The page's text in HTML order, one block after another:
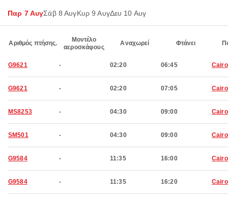
Παρ 7 ΑυγΣάβ 8 ΑυγΚυρ 9 ΑυγΔευ 10 Αυγ
Αριθμός πτήσης.
Μοντέλο
αεροσκάφους
Αναχωρεί Φτάνει
G9621 - 02:20 06:45 Cairo
G9621 - 02:20 07:05 Cairo
MS8253 - 04:30 09:00 Cairo
SM501 - 04:30 09:00 Cairo
G9584 - 11:35 16:00 Cairo
G9584 - 11:35 16:20 Cairo